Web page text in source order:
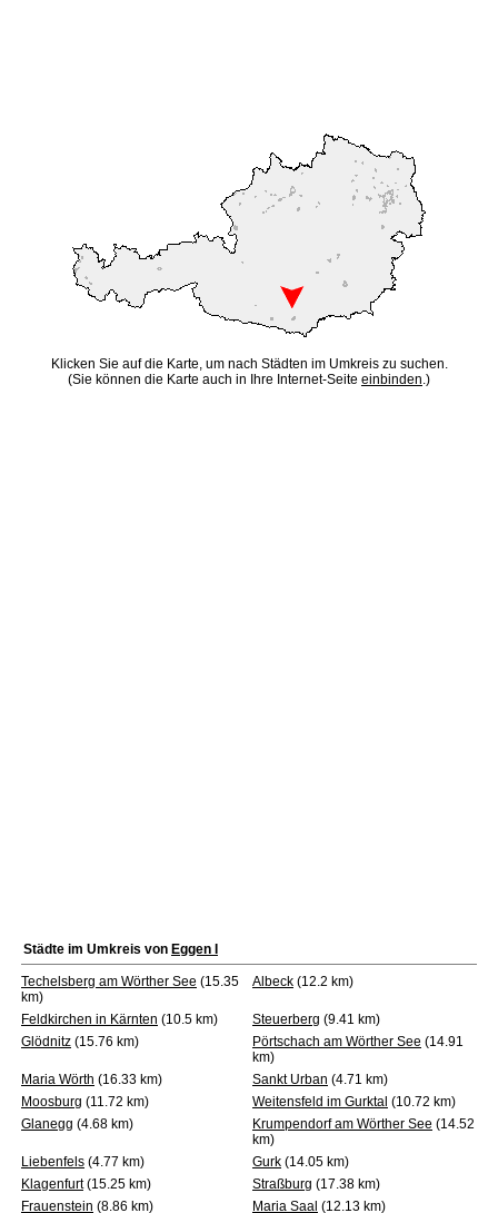
Klicken Sie auf die Karte, um nach Städten im Umkreis zu suchen.
(Sie können die Karte auch in Ihre Internet-Seite einbinden.)
Städte im Umkreis von Eggen I
Techelsberg am Wörther See (15.35
km)
Albeck (12.2 km)
Feldkirchen in Kärnten (10.5 km) Steuerberg (9.41 km)
Glödnitz (15.76 km) Pörtschach am Wörther See (14.91
km)
Maria Wörth (16.33 km) Sankt Urban (4.71 km)
Moosburg (11.72 km) Weitensfeld im Gurktal (10.72 km)
Glanegg (4.68 km) Krumpendorf am Wörther See (14.52
km)
Liebenfels (4.77 km) Gurk (14.05 km)
Klagenfurt(15.25 km) Straßburg (17.38 km)
Frauenstein (8.86 km) Maria Saal (12.13 km)